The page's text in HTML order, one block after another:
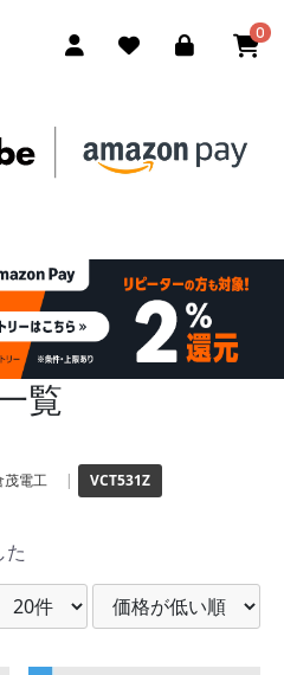
0
覧
茂電工 | VCT531Z
た